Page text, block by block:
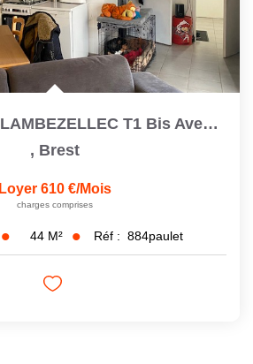
BREST Proche LAMBEZELLEC T1 Bis Avec Cour Privative
, Brest
Loyer 610 €/mois
charges comprises
44 M² Réf : 884paulet